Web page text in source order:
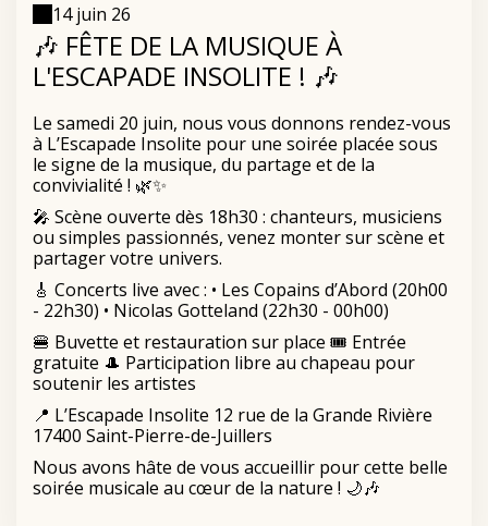
14 juin 26
🎶 FÊTE DE LA MUSIQUE À
L'ESCAPADE INSOLITE ! 🎶
Le samedi 20 juin, nous vous donnons rendez-vous
à L’Escapade Insolite pour une soirée placée sous
le signe de la musique, du partage et de la
convivialité ! 🌿✨
🎤 Scène ouverte dès 18h30 : chanteurs, musiciens
ou simples passionnés, venez monter sur scène et
partager votre univers.
🎸 Concerts live avec : • Les Copains d’Abord (20h00
- 22h30) • Nicolas Gotteland (22h30 - 00h00)
🍔 Buvette et restauration sur place 🎟️ Entrée
gratuite 🎩 Participation libre au chapeau pour
soutenir les artistes
📍 L’Escapade Insolite 12 rue de la Grande Rivière
17400 Saint-Pierre-de-Juillers
Nous avons hâte de vous accueillir pour cette belle
soirée musicale au cœur de la nature ! 🌙🎶